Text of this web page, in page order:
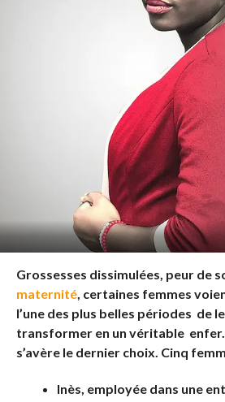
Grossesses dissimulées, peur de
maternité, certaines femmes
l’une des plus belles périodes de
transformer en un véritable enfer.
s’avère le dernier choix. Cinq
Inès, employée dans une